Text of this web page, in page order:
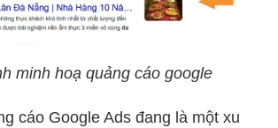
minh hoạ quảng cáo google
cáo Google Ads đang là một xu